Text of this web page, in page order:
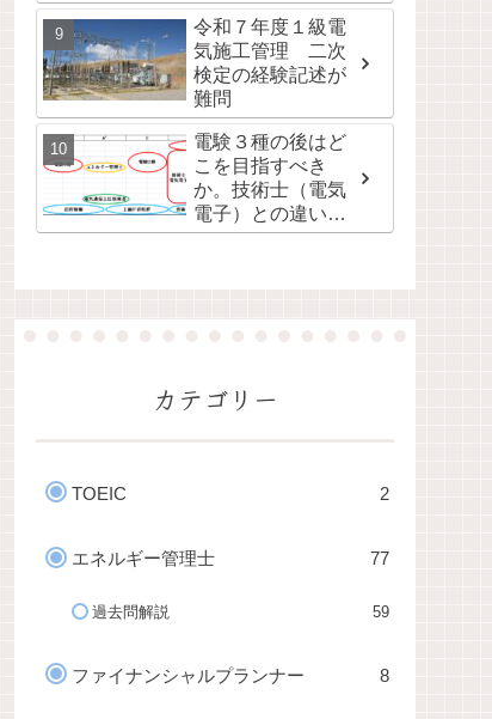
令和７年度１級電
気施工管理 二次
検定の経験記述が
難問
電験３種の後はど
こを目指すべき
か。技術士（電気
電子）との違いと
関連性
カテゴリー
TOEIC 2
エネルギー管理士 77
過去問解説 59
ファイナンシャルプランナー 8